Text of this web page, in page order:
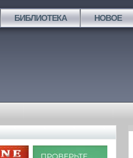
БИБЛИОТЕКА
НОВОЕ